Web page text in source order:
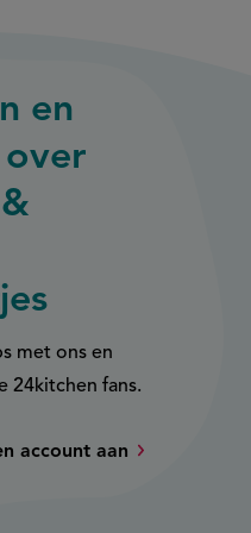
en
met ons en
24kitchen fans.
account aan